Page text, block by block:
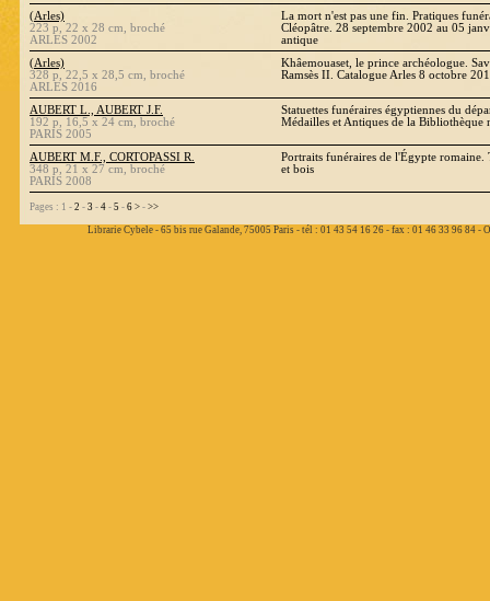
(Arles)
223 p, 22 x 28 cm, broché
ARLES 2002
La mort n'est pas une fin. Pratiques
Cléopâtre. 28 septembre 2002 au 05
antique
(Arles)
328 p, 22,5 x 28,5 cm, broché
ARLES 2016
Khâemouaset, le prince archéologue.
Ramsès II. Catalogue Arles 8 octobre
AUBERT L., AUBERT J.F.
192 p, 16,5 x 24 cm, broché
PARIS 2005
Statuettes funéraires égyptiennes du
Médailles et Antiques de la Bibliothèque
AUBERT M.F., CORTOPASSI R.
348 p, 21 x 27 cm, broché
PARIS 2008
Portraits funéraires de l'Égypte romaine.
et bois
Pages : 1 - 2 - 3 - 4 - 5 - 6 > - >>
Librarie Cybele - 65 bis rue Galande, 75005 Paris - tél : 01 43 54 16 26 - fax : 01 46 33 96 84